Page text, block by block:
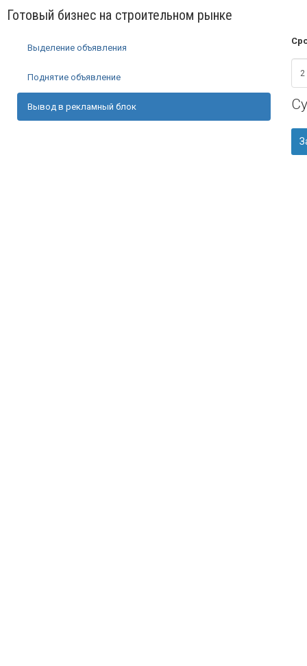
Готовый бизнес на строительном рынке
Выделение объявления
Поднятие объявление
Вывод в рекламный блок